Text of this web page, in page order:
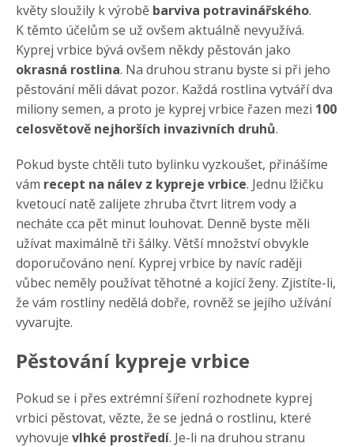
květy sloužily k výrobě barviva potravinářského.
K těmto účelům se už ovšem aktuálně nevyužívá.
Kyprej vrbice bývá ovšem někdy pěstován jako
okrasná rostlina. Na druhou stranu byste si při jeho
pěstování měli dávat pozor. Každá rostlina vytváří dva
miliony semen, a proto je kyprej vrbice řazen mezi 100
celosvětově nejhorších invazivních druhů.
Pokud byste chtěli tuto bylinku vyzkoušet, přinášíme
vám recept na nálev z kypreje vrbice. Jednu lžičku
kvetoucí natě zalijete zhruba čtvrt litrem vody a
necháte cca pět minut louhovat. Denně byste měli
užívat maximálně tři šálky. Větší množství obvykle
doporučováno není. Kyprej vrbice by navíc raději
vůbec neměly používat těhotné a kojící ženy. Zjistíte-li,
že vám rostliny nedělá dobře, rovněž se jejího užívání
vyvarujte.
Pěstování kypreje vrbice
Pokud se i přes extrémní šíření rozhodnete kyprej
vrbici pěstovat, vězte, že se jedná o rostlinu, které
vyhovuje vlhké prostředí. Je-li na druhou stranu